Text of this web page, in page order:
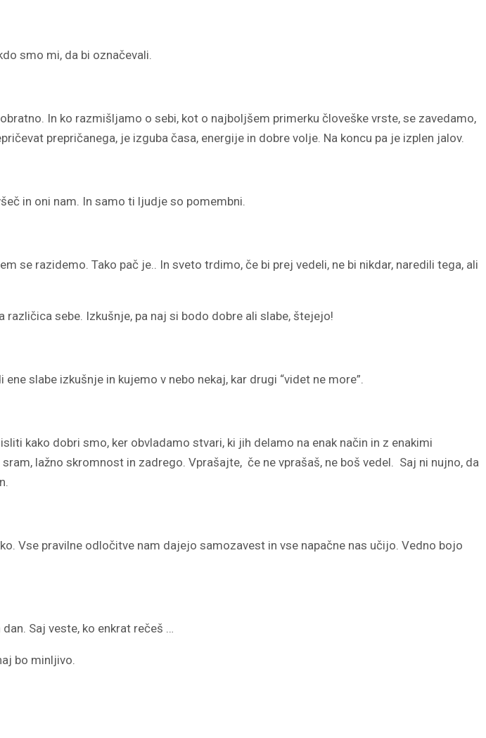
smo mi, da bi označevali.
In ko razmišljamo o sebi, kot o najboljšem primerku človeške vrste, se zavedamo,
prepričanega, je izguba časa, energije in dobre volje. Na koncu pa je izplen jalov.
in oni nam. In samo ti ljudje so pomembni.
se razidemo. Tako pač je.. In sveto trdimo, če bi prej vedeli, ne bi nikdar, naredili tega, ali
sebe. Izkušnje, pa naj si bodo dobre ali slabe, štejejo!
slabe izkušnje in kujemo v nebo nekaj, kar drugi “videt ne more”.
kako dobri smo, ker obvladamo stvari, ki jih delamo na enak način in z enakimi
lažno skromnost in zadrego. Vprašajte, če ne vprašaš, ne boš vedel. Saj ni nujno, da
Vse pravilne odločitve nam dajejo samozavest in vse napačne nas učijo. Vedno bojo
Saj veste, ko enkrat rečeš …
bo minljivo.